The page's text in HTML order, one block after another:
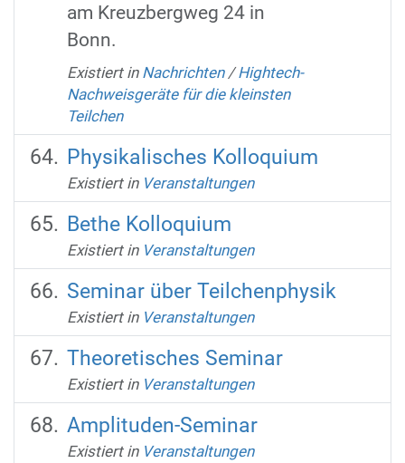
am Kreuzbergweg 24 in
Bonn.
Existiert in Nachrichten /Hightech-
Nachweisgeräte für die kleinsten
Teilchen
Physikalisches Kolloquium
Existiert in Veranstaltungen
Bethe Kolloquium
Existiert in Veranstaltungen
Seminar über Teilchenphysik
Existiert in Veranstaltungen
Theoretisches Seminar
Existiert in Veranstaltungen
Amplituden-Seminar
Existiert in Veranstaltungen